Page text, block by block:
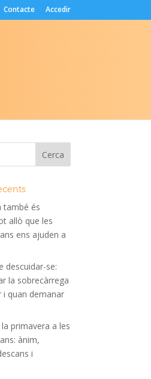
Contacte Accedir
també és
allò que les
ens ajuden a
descuidar-se:
la sobrecàrrega
i quan demanar
primavera a les
ànim,
i